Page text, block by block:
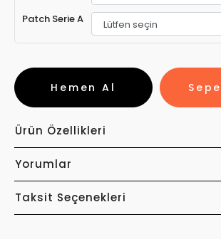
Patch Serie A
Hemen Al
Ürün Özellikleri
Yorumlar
Taksit Seçenekleri